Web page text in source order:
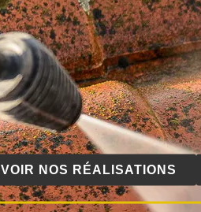
VOIR NOS RÉALISATIONS